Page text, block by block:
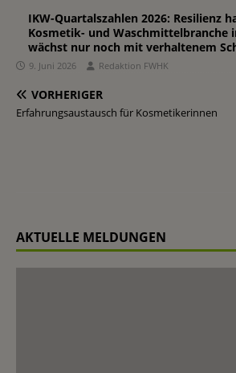
IKW-Quartalszahlen 2026: Resilienz
Kosmetik- und Waschmittelbranche
wächst nur noch mit verhaltenem
9. Juni 2026 Redaktion FWHK
VORHERIGER
Erfahrungsaustausch für Kosmetikerinnen
AKTUELLE MELDUNGEN